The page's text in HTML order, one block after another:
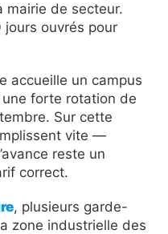
mairie de secteur.
jours ouvrés pour
accueille un campus
forte rotation de
Sur cette
vite —
reste un
correct.
, plusieurs garde-
zone industrielle des